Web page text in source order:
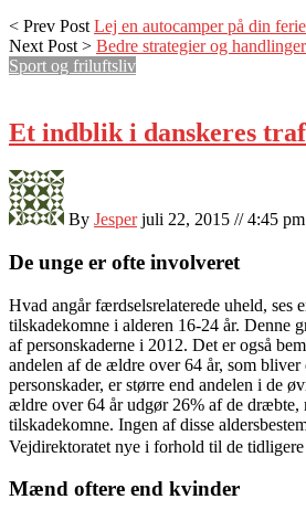
< Prev Post Lej en autocamper på din ferie
Next Post > Bedre strategier og handlinger
Sport og friluftsliv
Et indblik i danskeres
By Jesper juli 22, 2015 // 4:45 pm
De unge er ofte involveret
Hvad angår færdselsrelaterede uheld, ses
tilskadekomne i alderen 16-24 år. Denne
af personskaderne i 2012. Det er også
andelen af de ældre over 64 år, som
personskader, er større end andelen i de
ældre over 64 år udgør 26% af de dræbte,
tilskadekomne. Ingen af disse
Vejdirektoratet nye i forhold til de tidligere
Mænd oftere end kvinder